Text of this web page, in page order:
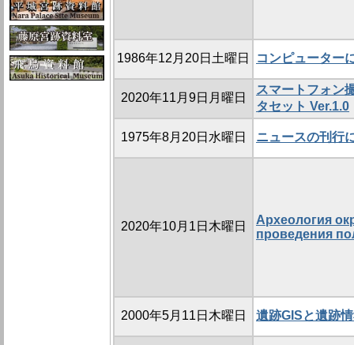
1986年12月20日土曜日 コンピューター
2020年11月9日月曜日
スマートフォン
タセット Ver.1.0
1975年8月20日水曜日 ニュースの刊行
2020年10月1日木曜日
Археология
проведения
2000年5月11日木曜日 遺跡GISと遺跡